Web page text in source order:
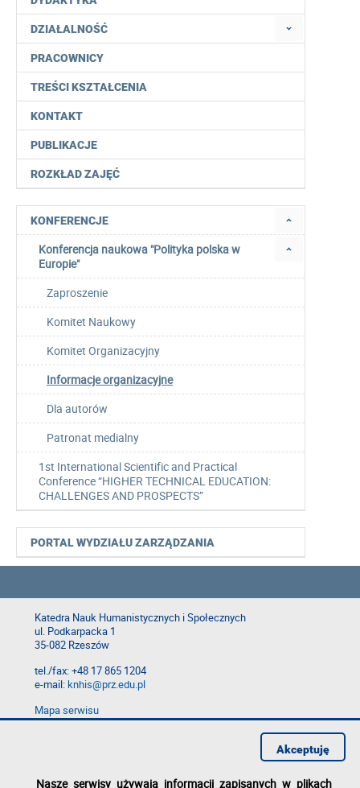
DZIAŁALNOŚĆ
PRACOWNICY
TREŚCI KSZTAŁCENIA
KONTAKT
PUBLIKACJE
ROZKŁAD ZAJĘĆ
KONFERENCJE
Konferencja naukowa "Polityka polska w
Europie"
Zaproszenie
Komitet Naukowy
Komitet Organizacyjny
Informacje organizacyjne
Dla autorów
Patronat medialny
1st International Scientific and Practical
Conference “HIGHER TECHNICAL EDUCATION:
CHALLENGES AND PROSPECTS”
PORTAL WYDZIAŁU ZARZĄDZANIA
Katedra Nauk Humanistycznych i Społecznych
ul. Podkarpacka 1
35-082 Rzeszów
tel./fax: +48 17 865 1204
e-mail:knhis@prz.edu.pl
Mapa serwisu
Deklaracja dostępności
Nasze serwisy używają informacji zapisanych w plikach
Akceptuję